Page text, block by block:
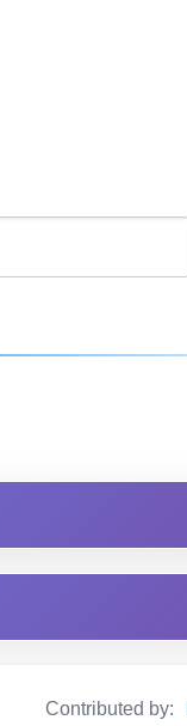
Contributed by: